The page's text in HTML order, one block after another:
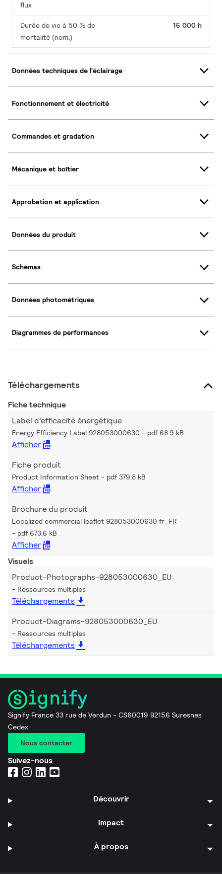
flux
Durée de vie à 50 % de
mortalité (nom.)
15 000 h
Données techniques de l'éclairage
Fonctionnement et électricité
Commandes et gradation
Mécanique et boîtier
Approbation et application
Données du produit
Schémas
Données photométriques
Diagrammes de performances
Téléchargements
Fiche technique
Label d’efficacité énergétique
Energy Efficiency Label 928053000630 pdf 68.9 kB
Afficher
Fiche produit
Product Information Sheet pdf 379.8 kB
Afficher
Brochure du produit
Localized commercial leaflet 928053000630 fr_FR
pdf 673.6 kB
Afficher
Visuels
Product-Photographs-928053000630_EU
Ressources multiples
Téléchargements
Product-Diagrams-928053000630_EU
Ressources multiples
Téléchargements
Signify France 33 rue de Verdun - CS60019 92156 Suresnes
Cedex
Nous contacter
Suivez-nous
Découvrir
Impact
À propos